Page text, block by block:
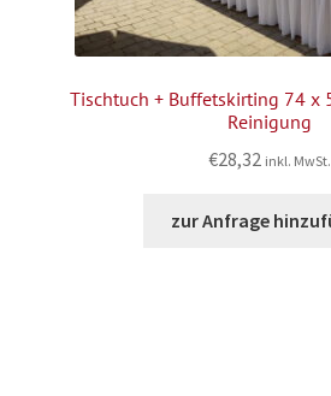
Tischtuch + Buffetskirting 74 x
Reinigung
€28,32 inkl. MwSt.
zur Anfrage